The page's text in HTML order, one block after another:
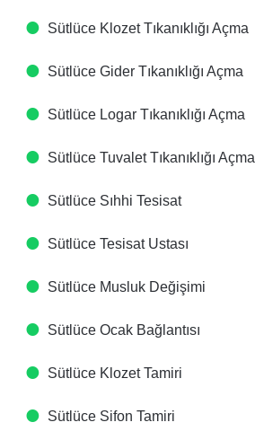
Sütlüce Klozet Tıkanıklığı Açma
Sütlüce Gider Tıkanıklığı Açma
Sütlüce Logar Tıkanıklığı Açma
Sütlüce Tuvalet Tıkanıklığı Açma
Sütlüce Sıhhi Tesisat
Sütlüce Tesisat Ustası
Sütlüce Musluk Değişimi
Sütlüce Ocak Bağlantısı
Sütlüce Klozet Tamiri
Sütlüce Sifon Tamiri